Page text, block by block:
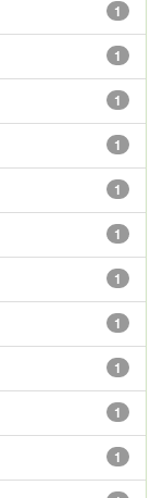
1
1
1
1
1
1
1
1
1
1
1